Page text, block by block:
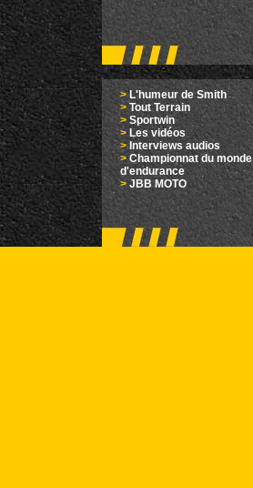
>L'humeur de Smith
> Tout Terrain
> Sportwin
> Les vidéos
> Interviews audios
>Championnat du monde
d'endurance
> JBB MOTO